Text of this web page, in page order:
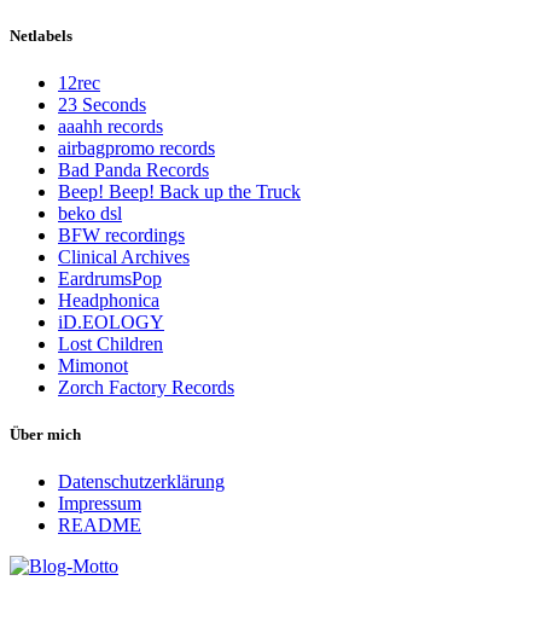
Netlabels
12rec
23 Seconds
aaahh records
airbagpromo records
Bad Panda Records
Beep! Beep! Back up the Truck
beko dsl
BFW recordings
Clinical Archives
EardrumsPop
Headphonica
iD.EOLOGY
Lost Children
Mimonot
Zorch Factory Records
Über mich
Datenschutzerklärung
Impressum
README